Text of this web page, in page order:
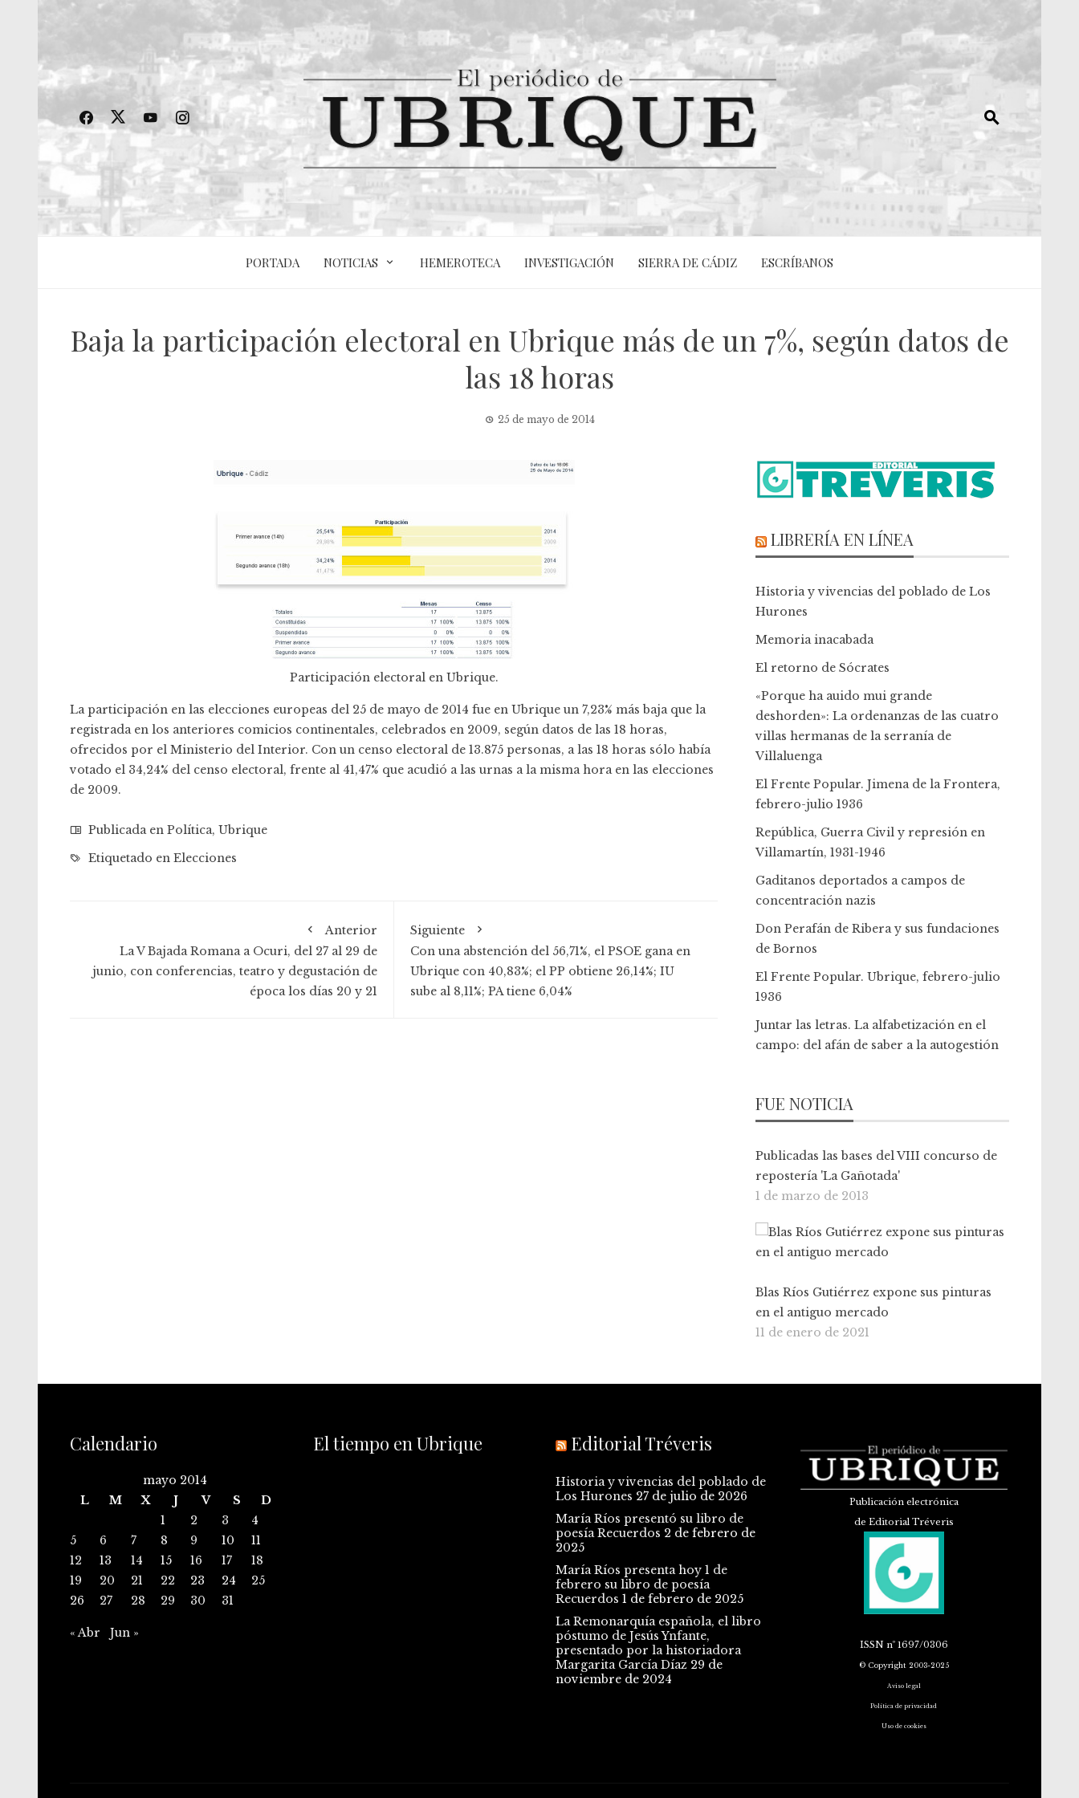
PORTADA NOTICIAS HEMEROTECA INVESTIGACIÓN SIERRA DE CÁDIZ ESCRÍBANOS
Baja la participación electoral en Ubrique más de un 7%, según datos de
las 18 horas
25 de mayo de 2014
Participación electoral en Ubrique.
La participación en las elecciones europeas del 25 de mayo de 2014 fue en Ubrique un 7,23% más baja que la
registrada en los anteriores comicios continentales, celebrados en 2009, según datos de las 18 horas,
ofrecidos por el Ministerio del Interior. Con un censo electoral de 13.875 personas, a las 18 horas sólo había
votado el 34,24% del censo electoral, frente al 41,47% que acudió a las urnas a la misma hora en las elecciones
de 2009.
Publicada en Política, Ubrique
Etiquetado en Elecciones
Anterior
La V Bajada Romana a Ocuri, del 27 al 29 de
junio, con conferencias, teatro y degustación de
época los días 20 y 21
Siguiente
Con una abstención del 56,71%, el PSOE gana en
Ubrique con 40,83%; el PP obtiene 26,14%; IU
sube al 8,11%; PA tiene 6,04%
LIBRERÍA EN LÍNEA
Historia y vivencias del poblado de Los
Hurones
Memoria inacabada
El retorno de Sócrates
«Porque ha auido mui grande
deshorden»: La ordenanzas de las cuatro
villas hermanas de la serranía de
Villaluenga
El Frente Popular. Jimena de la Frontera,
febrero-julio 1936
República, Guerra Civil y represión en
Villamartín, 1931-1946
Gaditanos deportados a campos de
concentración nazis
Don Perafán de Ribera y sus fundaciones
de Bornos
El Frente Popular. Ubrique, febrero-julio
1936
Juntar las letras. La alfabetización en el
campo: del afán de saber a la autogestión
FUE NOTICIA
Publicadas las bases del VIII concurso de
repostería 'La Gañotada'
1 de marzo de 2013
Blas Ríos Gutiérrez expone sus pinturas
en el antiguo mercado
11 de enero de 2021
Calendario
mayo 2014
L
M X J V S
D
1
2 3
4
5
6 7 8 9 10
11
12
13 14 15 16 17
18
19
20 21 22 23 24
25
26
27 28 29 30 31
« Abr Jun »
El tiempo en Ubrique Editorial Tréveris
Historia y vivencias del poblado de
Los Hurones 27 de julio de 2026
María Ríos presentó su libro de
poesía Recuerdos 2 de febrero de
2025
María Ríos presenta hoy 1 de
febrero su libro de poesía
Recuerdos 1 de febrero de 2025
La Remonarquía española, el libro
póstumo de Jesús Ynfante,
presentado por la historiadora
Margarita García Díaz 29 de
noviembre de 2024
Publicación electrónica
de Editorial Tréveris
ISSNnº 1697/0306
© Copyright 2003-2025
Aviso legal
Política de privacidad
Uso de cookies